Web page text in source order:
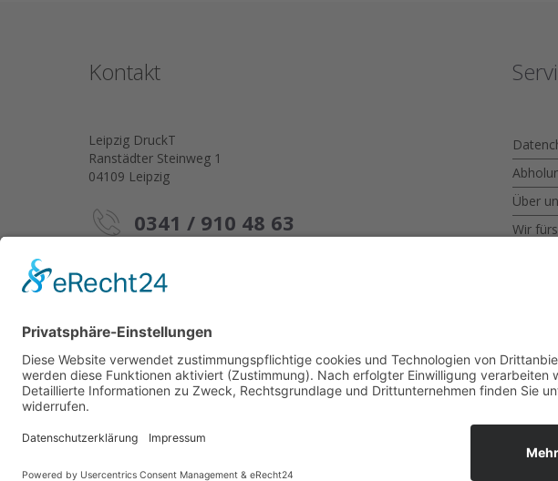
Kontakt
Leipzig DruckT
Ranstädter Steinweg 1
04109 Leipzig
0341 / 910 48 63
info@leipzigdruckt.com
Über
Wir
AGB